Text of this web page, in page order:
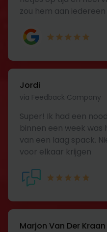
zou hem aan
Jordi
via Feedback Company
Super! Ik had een
binnen een week was
van een laag spack.
voor elkaar krijgen
Marjon Van Der Kraan